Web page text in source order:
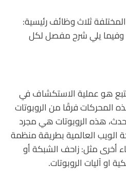
ثلاث وظائف رئيسية:
وفيما يلي شرح مفصل لكل
هو عملية الاستكشاف في
المحركات فرقًا من الروبوتات
هذه الروبوتات هي مجرد
الويب العالمية بطريقة منظمة
أخرى مثل: زاحف الشبكة أو
او آليات الروبوتات.